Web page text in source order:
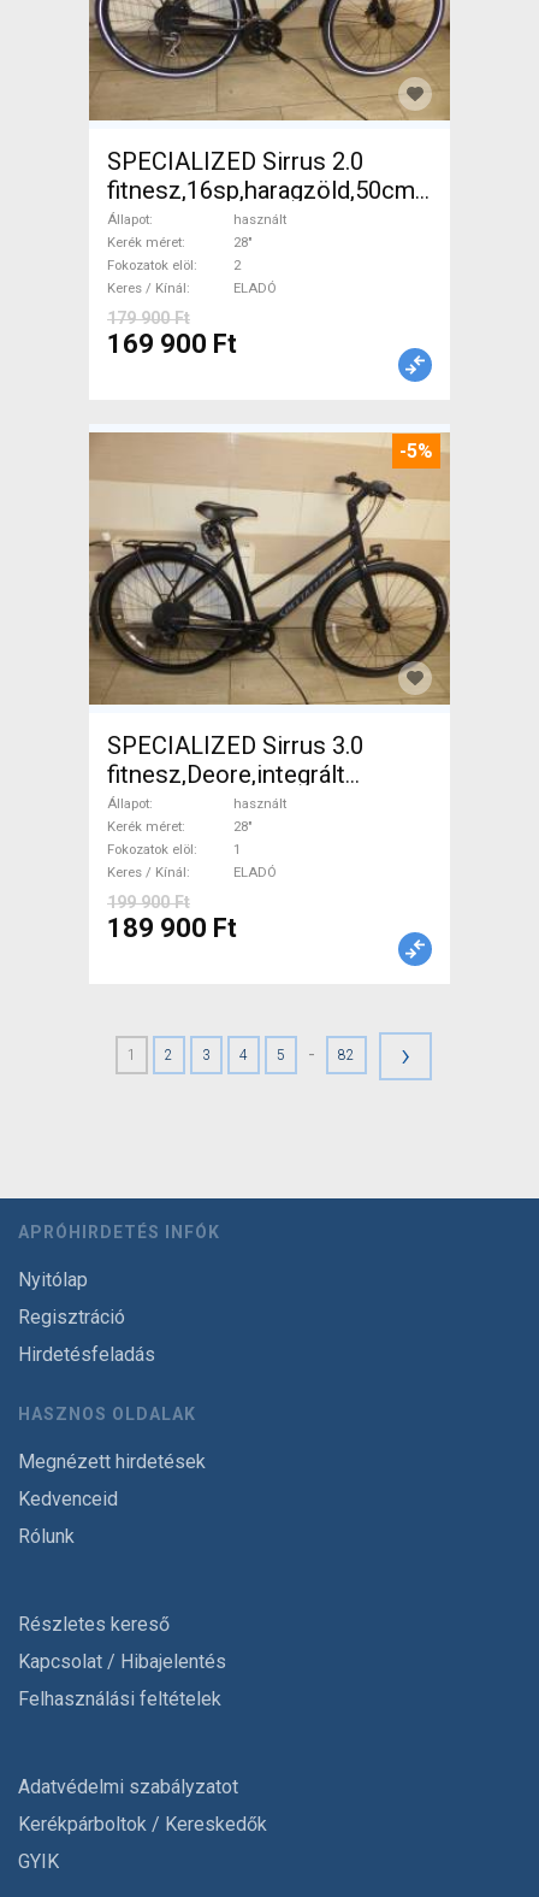
SPECIALIZED Sirrus 2.0
fitnesz,16sp,haragzöld,50cm,újszerű
Trekking/cross tárcsafék
használt ELADÓ
Állapot
használt
Kerék méret
28"
Fokozatok elöl
2
Keres / Kínál
ELADÓ
179 900 Ft
169 900 Ft
-5%
SPECIALIZED Sirrus 3.0
fitnesz,Deore,integrált
hajtás,11sp Trekking/cross
tárcsafék használt ELADÓ
Állapot
használt
Kerék méret
28"
Fokozatok elöl
1
Keres / Kínál
ELADÓ
199 900 Ft
189 900 Ft
1 2 3 4 5 - 82 ›
APRÓHIRDETÉS INFÓK
Nyitólap
Regisztráció
Hirdetésfeladás
HASZNOS OLDALAK
Megnézett hirdetések
Kedvenceid
Rólunk
Részletes kereső
Kapcsolat / Hibajelentés
Felhasználási feltételek
Adatvédelmi szabályzatot
Kerékpárboltok / Kereskedők
GYIK